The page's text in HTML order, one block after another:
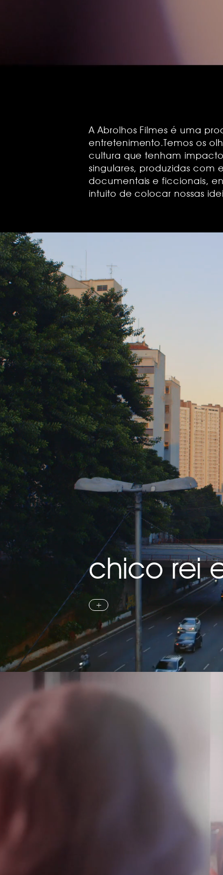
A Abrolhos Filmes é uma
entretenimento.Temos os
cultura que tenham
singulares, produzidas com
documentais e ficcionais,
intuito de colocar nossas
chico rei
+